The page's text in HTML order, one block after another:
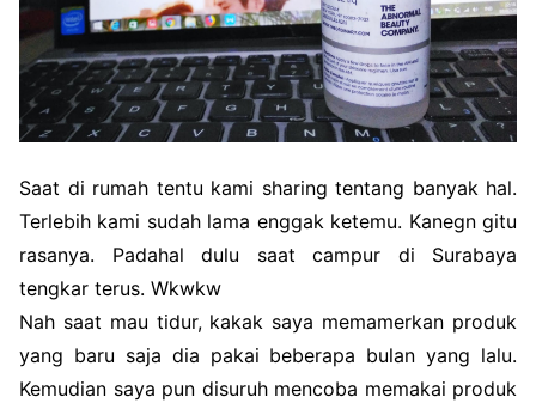
Saat di rumah tentu kami sharing tentang banyak hal.
Terlebih kami sudah lama enggak ketemu. Kanegn gitu
rasanya. Padahal dulu saat campur di Surabaya
tengkar terus. Wkwkw
Nah saat mau tidur, kakak saya memamerkan produk
yang baru saja dia pakai beberapa bulan yang lalu.
Kemudian saya pun disuruh mencoba memakai produk